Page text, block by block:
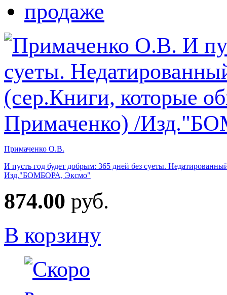
Примаченко О.В.
И пусть год будет добрым: 365 дней без суеты.
Изд."БОМБОРА, Эксмо"
874.00 руб.
В корзину